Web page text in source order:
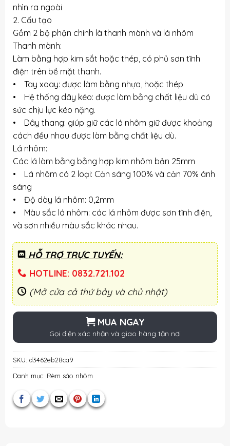
nhìn ra ngoài
2. Cấu tạo
Gồm 2 bộ phận chính là thanh mành và lá nhôm
Thanh mành:
Làm bằng hợp kim sắt hoặc thép, có phủ sơn tĩnh
điện trên bề mặt thanh.
• Tay xoay: được làm bằng nhựa, hoặc thép
• Hệ thống dây kéo: được làm bằng chất liệu dù có
sức chịu lực kéo nặng.
• Dây thang: giúp giữ các lá nhôm giữ được khoảng
cách đều nhau được làm bằng chất liệu dù.
Lá nhôm:
Các lá làm bằng bằng hợp kim nhôm bản 25mm
• Lá nhôm có 2 loại: Cản sáng 100% và cản 70% ánh
sáng
• Độ dày lá nhôm: 0,2mm
• Màu sắc lá nhôm: các lá nhôm được sơn tĩnh điện,
và sơn nhiều màu sắc khác nhau.
HỖ TRỢ TRỰC TUYẾN:
HOTLINE: 0832.721.102
(Mở cửa cả thứ bảy và chủ nhật)
MUA NGAY
Gọi điện xác nhận và giao hàng tận nơi
SKU: d3462eb28ca9
Danh mục: Rèm sáo nhôm